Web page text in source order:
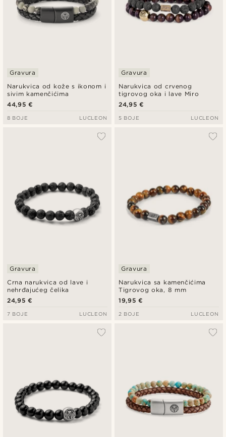
Narukvica od kože s ikonom i
sivim kamenčićima
Gravura
44,95 €
8 BOJE LUCLEON
Narukvica od crvenog
tigrovog oka i lave Miro
Gravura
24,95 €
5 BOJE LUCLEON
Crna narukvica od lave i
nehrđajućeg čelika
Gravura
24,95 €
7 BOJE LUCLEON
Narukvica sa kamenčićima
Tigrovog oka, 8 mm
Gravura
19,95 €
2 BOJE LUCLEON